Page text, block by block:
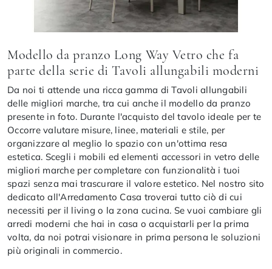
Modello da pranzo Long Way Vetro che fa
parte della serie di Tavoli allungabili moderni
Da noi ti attende una ricca gamma di Tavoli allungabili
delle migliori marche, tra cui anche il modello da pranzo
presente in foto. Durante l'acquisto del tavolo ideale per te
Occorre valutare misure, linee, materiali e stile, per
organizzare al meglio lo spazio con un'ottima resa
estetica. Scegli i mobili ed elementi accessori in vetro delle
migliori marche per completare con funzionalità i tuoi
spazi senza mai trascurare il valore estetico. Nel nostro sito
dedicato all'Arredamento Casa troverai tutto ciò di cui
necessiti per il living o la zona cucina. Se vuoi cambiare gli
arredi moderni che hai in casa o acquistarli per la prima
volta, da noi potrai visionare in prima persona le soluzioni
più originali in commercio.